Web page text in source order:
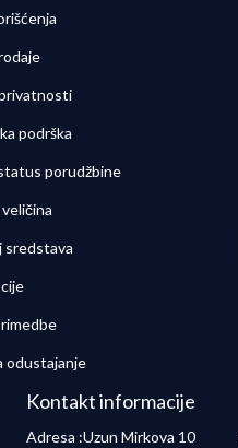
podrška
porudžbine
sredstava
odustajanje
Kontakt informacije
Adresa :Uzun Mirkova 10